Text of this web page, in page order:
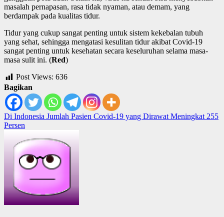
masalah pernapasan, rasa tidak nyaman, atau demam, yang
berdampak pada kualitas tidur.
Tidur yang cukup sangat penting untuk sistem kekebalan tubuh
yang sehat, sehingga mengatasi kesulitan tidur akibat Covid-19
sangat penting untuk kesehatan secara keseluruhan selama masa-
masa sulit ini. (Red)
Post Views: 636
Bagikan
Post
navigation
Di Indonesia Jumlah Pasien Covid-19 yang Dirawat Meningkat 255
Persen